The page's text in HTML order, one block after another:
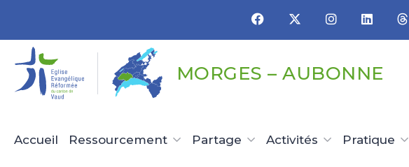
MORGES – AUBONNE
Accueil Ressourcement Partage Activités Pratique